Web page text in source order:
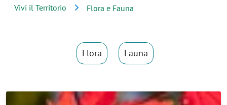
Vivi il Territorio Flora e Fauna
Flora Fauna